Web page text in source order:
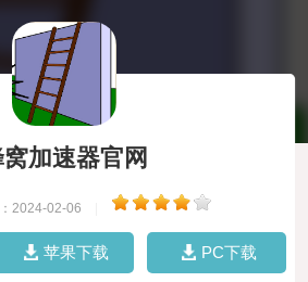
加速器官网
2024-02-06
苹果下载 PC下载